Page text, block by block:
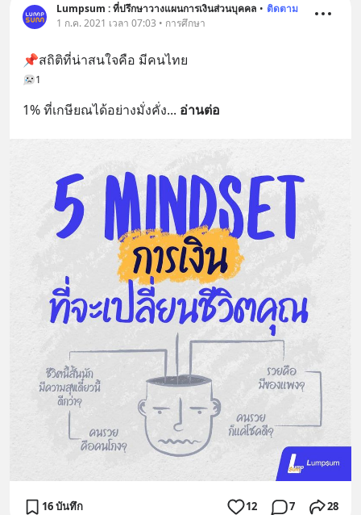
Lumpsum : ที่ปรึกษาวางแผนการเงินส่วนบุคคล • ติดตาม
1 ก.ค. 2021 เวลา 07:03 • การศึกษา
📌สถิติที่น่าสนใจคือ มีคนไทย
1
1% ที่เกษียณได้อย่างมั่งคั่ง... อ่านต่อ
16 บันทึก 12 7 28